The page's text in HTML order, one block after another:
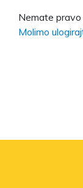
Nemate pravo
Molimo